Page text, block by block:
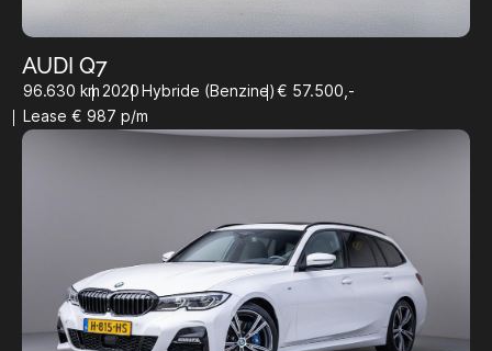
AUDI Q7
96.630 km 2020 Hybride (Benzine)€ 57.500,-
Lease € 987 p/m